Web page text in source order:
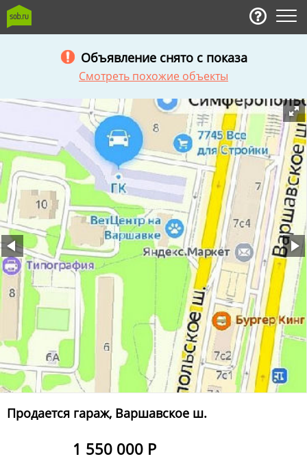
Объявление снято с показа
Смотреть похожие объекты
Продается гараж, Варшавское ш.
1 550 000 Р